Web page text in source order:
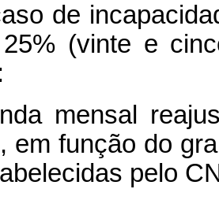
de
(vinte e
mensal
em função do
pelo